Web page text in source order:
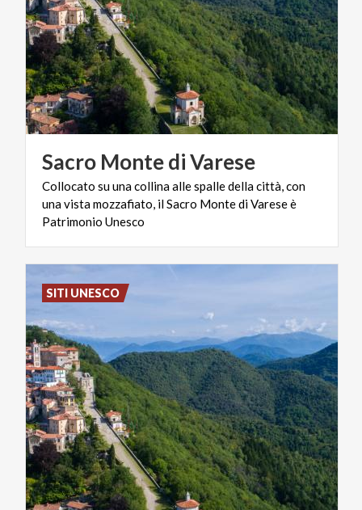
Sacro MontediVarese
Collocato su una collina alle spalle della città, con
una vista mozzafiato, il Sacro Monte di Varese è
Patrimonio Unesco
SITI UNESCO